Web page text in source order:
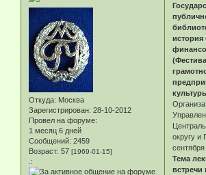
Откуда: Москва
Зарегистрирован: 28-10-2012
Провел на форуме:
1 месяц 6 дней
Сообщений: 2459
Возраст: 57 [1969-01-15]
.:
история
округу и
сентября
Тема
встречи